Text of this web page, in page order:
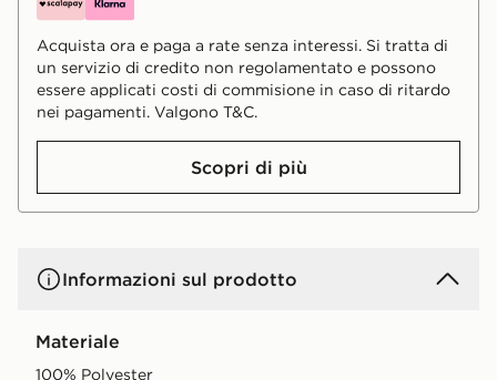
Acquista ora e paga a rate senza interessi. Si tratta di
un servizio di credito non regolamentato e possono
essere applicati costi di commisione in caso di ritardo
nei pagamenti. Valgono T&C.
Scopri di più
Informazioni sul prodotto
Materiale
100% Polyester